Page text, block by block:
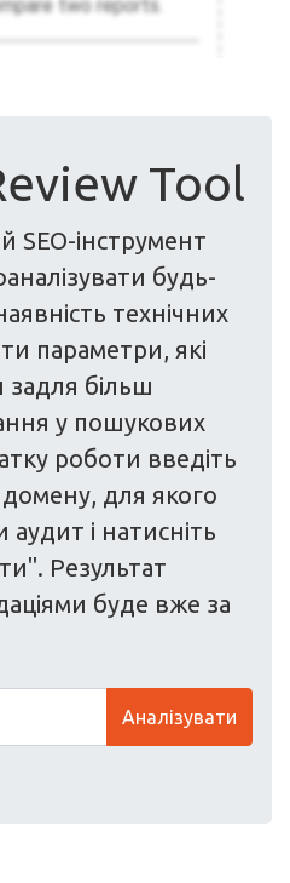
Tool
інструмент
будь-
технічних
параметри, які
більш
у пошукових
роботи введіть
домену, для якого
і натисніть
Результат
буде вже за
Аналізувати